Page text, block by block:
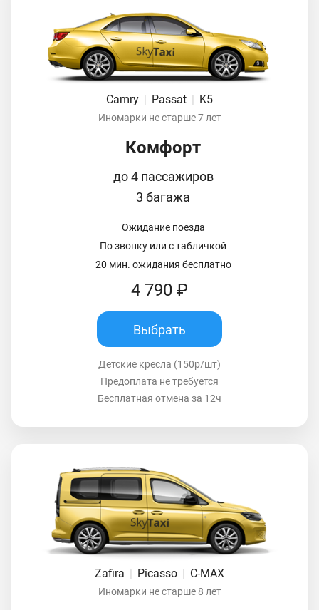
Camry Passat K5
Иномарки не старше 7 лет
Комфорт
до 4 пассажиров
3 багажа
Ожидание поезда
По звонку или с табличкой
20 мин. ожидания бесплатно
4 790 ₽
Выбрать
Детские кресла (150р/шт)
Предоплата не требуется
Бесплатная отмена за 12ч
Zafira | Picasso | C-MAX
Иномарки не старше 8 лет